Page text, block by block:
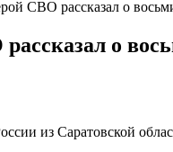
СВО рассказал о
о
из Саратовской